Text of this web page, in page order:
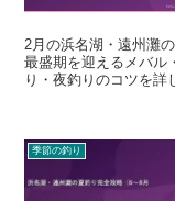
2月の浜名湖・遠州灘
最盛期を迎えるメバル
り・夜釣りのコツを詳
季節の釣り